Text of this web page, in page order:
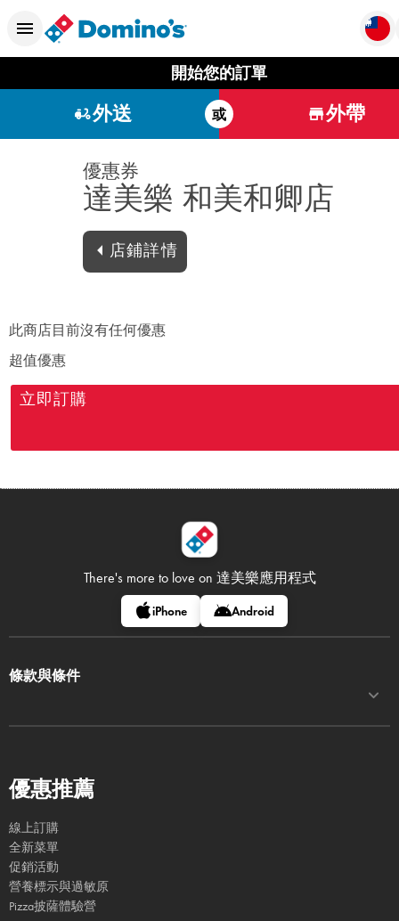
開始您的訂單
外送 或 外帶
優惠券
達美樂 和美和卿店
店鋪詳情
此商店目前沒有任何優惠
超值優惠
立即訂購
There's more to love on 達美樂應用程式
iPhone Android
條款與條件
優惠推薦
線上訂購
全新菜單
促銷活動
營養標示與過敏原
Pizza披薩體驗營